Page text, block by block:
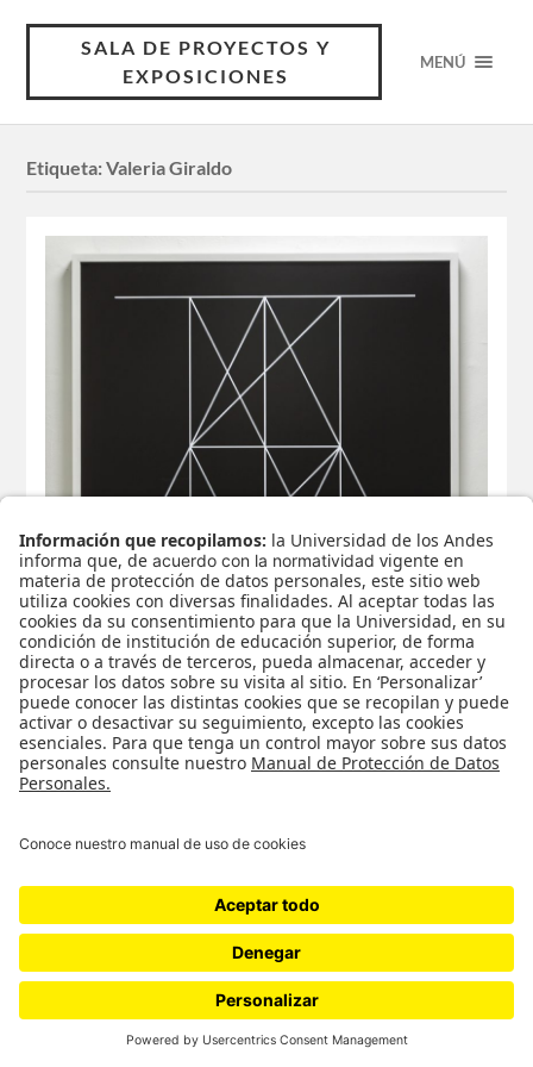
SALA DE PROYECTOS Y
EXPOSICIONES
MENÚ
Etiqueta:Valeria Giraldo
Orden y Limpieza / Curaduría Inés
Arango
ORDEN Y LIMPIEZA 6 de mayo a 21 de mayo, 2015 Sala
de Proyectos Universidad de los Andes Artistas: Valeria